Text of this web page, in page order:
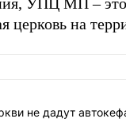
церковь на
не дадут